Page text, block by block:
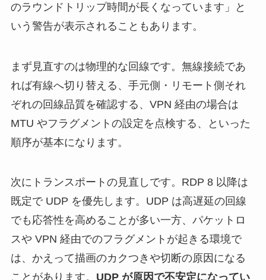
のラウンドトリップ時間が長くなっています」と
いう警告が表示されることもあります。
まず見直すのは物理的な回線です。無線接続であ
れば有線へ切り替える、手元側・リモート側それ
ぞれの回線品質を確認する、VPN 経由の場合は
MTU やフラグメントの設定を点検する、といった
順序が基本になります。
次にトランスポートの見直しです。RDP 8 以降は
既定で UDP を優先します。UDP は高遅延の回線
でも応答性を高めることが多い一方、パケットロ
スや VPN 経由でのフラグメントが起きる環境で
は、かえって描画のカクつきや切断の原因になる
ことがあります。 UDP が原因で不安定になってい